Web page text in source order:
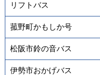
リフトバス
菰野町かもしか号
松阪市鈴の音バス
伊勢市おかげバス